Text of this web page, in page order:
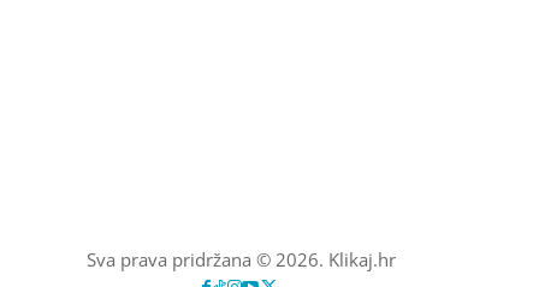
Sva prava pridržana © 2026. Klikaj.hr